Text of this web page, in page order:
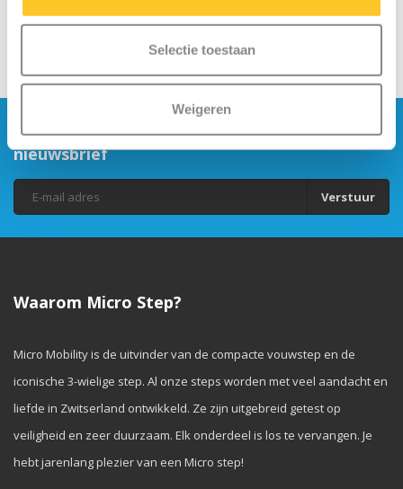
Selectie toestaan
Weigeren
Blijf op de hoogte en schrijf je in voor onze
nieuwsbrief
Verstuur
Waarom Micro Step?
Micro Mobility is de uitvinder van de compacte vouwstep en de
iconische 3-wielige step. Al onze steps worden met veel aandacht en
liefde in Zwitserland ontwikkeld. Ze zijn uitgebreid getest op
veiligheid en zeer duurzaam. Elk onderdeel is los te vervangen. Je
hebt jarenlang plezier van een Micro step!